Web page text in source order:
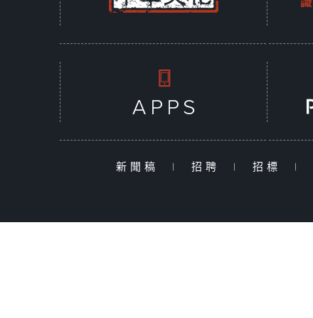
新聞稿 | 招聘 | 招標 |